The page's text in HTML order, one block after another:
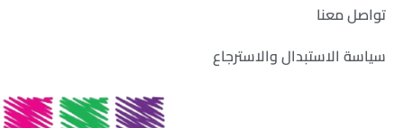
تواصل معنا
سياسة الاستبدال والاسترجاع